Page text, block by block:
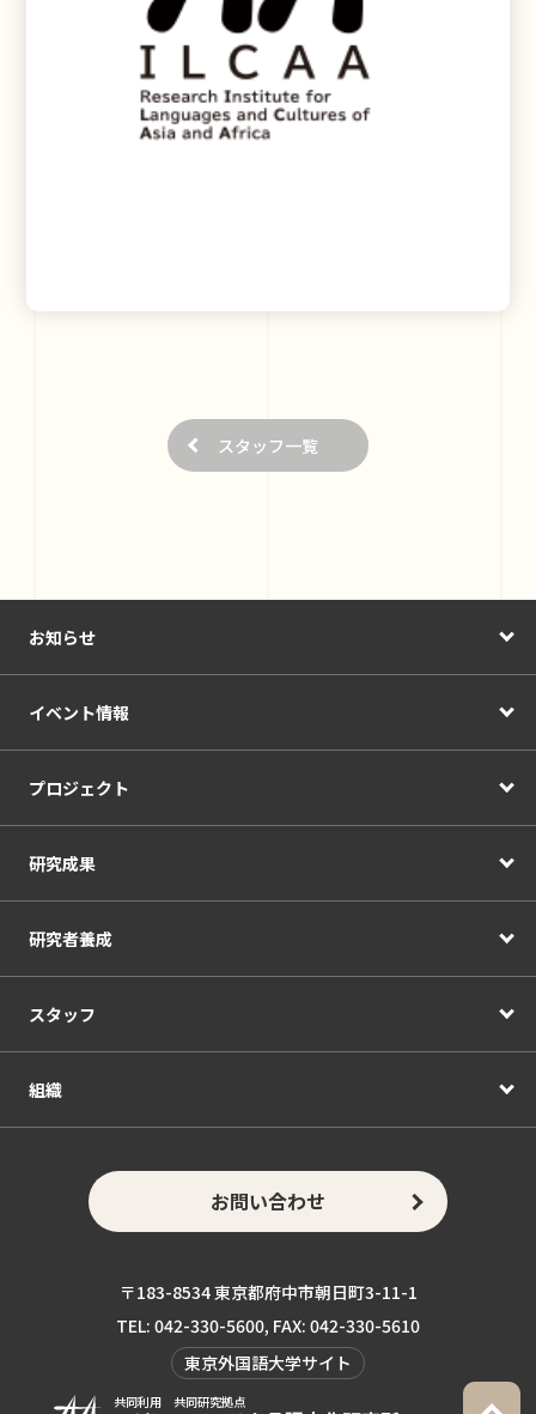
スタッフ一覧
お知らせ
イベント情報
プロジェクト
研究成果
研究者養成
スタッフ
組織
お問い合わせ
〒183-8534 東京都府中市朝日町3-11-1
TEL: 042-330-5600, FAX: 042-330-5610
東京外国語大学サイト
共同利用 共同研究拠点